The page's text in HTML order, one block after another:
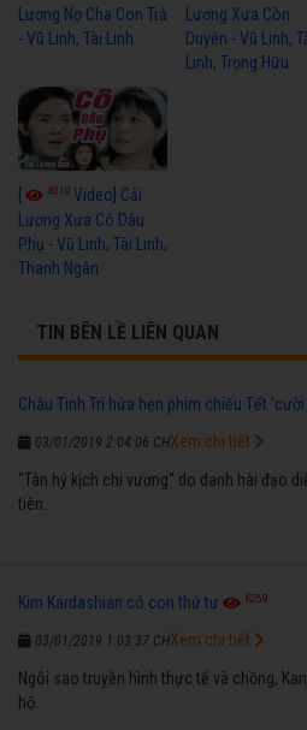
Lương Nợ Cha Con Trả
- Vũ Linh, Tài Linh
Lương Xưa Còn
Duyên - Vũ Linh,
Linh, Trọng Hữu
[ 4010 Video] Cải
Lương Xưa Cô Dâu
Phụ - Vũ Linh, Tài Linh,
Thanh Ngân
TIN BÊN LỀ LIÊN QUAN
Châu Tinh Trì hứa hẹn phim chiếu Tết
03/01/2019 2:04:06 CH
"Tân hỷ kịch chi vương" do danh hài đạo
tiên.
Xem chi tiết
Kim Kardashian có con thứ tư 6259
03/01/2019 1:03:37 CH
Ngôi sao truyền hình thực tế và chồng,
hộ.
Xem chi tiết